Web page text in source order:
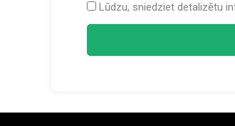
Lūdzu, sniedziet detalizētu